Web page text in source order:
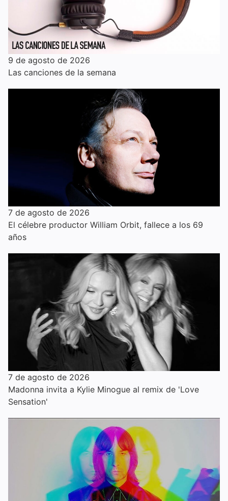
9 de agosto de 2026
Las canciones de la semana
7 de agosto de 2026
El célebre productor William Orbit, fallece a los 69
años
7 de agosto de 2026
Madonna invita a Kylie Minogue al remix de 'Love
Sensation'